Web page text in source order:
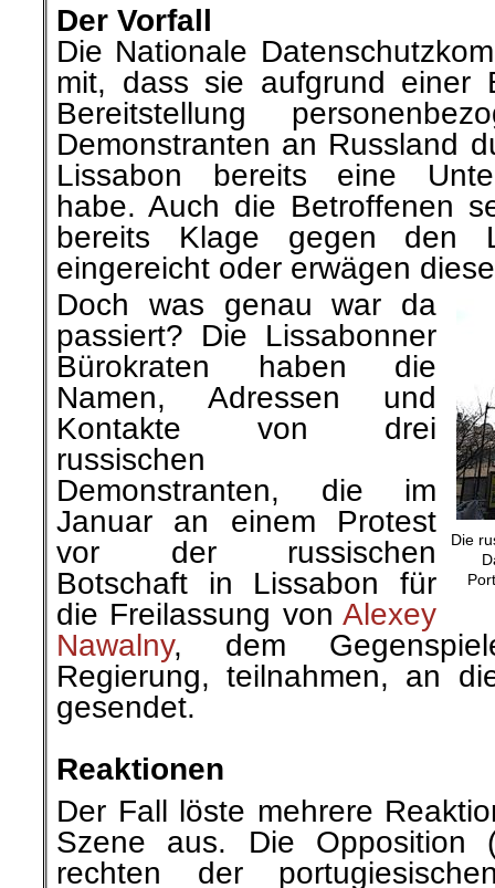
Der Vorfall
Die Nationale
mit, dass sie aufgrund einer
Bereitstellung
Demonstranten an Russland
Lissabon bereits eine
habe. Auch die Betroffenen
bereits Klage gegen den
eingereicht oder erwägen
Die
Doch was genau war da
passiert? Die Lissabonner
Bürokraten haben die
Namen, Adressen und
Kontakte von drei
russischen
Demonstranten, die im
Januar an einem Protest
vor der russischen
Botschaft in Lissabon für
die Freilassung von Alexey
Nawalny, dem
Regierung, teilnahmen, an
gesendet.
Reaktionen
Der Fall löste mehrere
Szene aus. Die Opposition
rechten der